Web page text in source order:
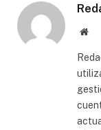
Sitio